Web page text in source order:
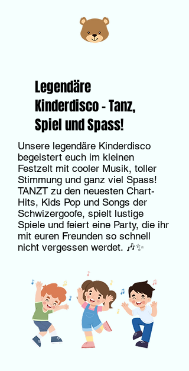
Legendäre
Kinderdisco – Tanz,
Spiel und Spass!
Unsere legendäre Kinderdisco
begeistert euch im kleinen
Festzelt mit cooler Musik, toller
Stimmung und ganz viel Spass!
TANZT zu den neuesten Chart-
Hits, Kids Pop und Songs der
Schwizergoofe, spielt lustige
Spiele und feiert eine Party, die ihr
mit euren Freunden so schnell
nicht vergessen werdet. 🎶✨